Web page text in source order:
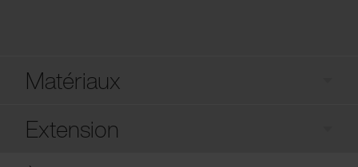
Matériaux
Extension